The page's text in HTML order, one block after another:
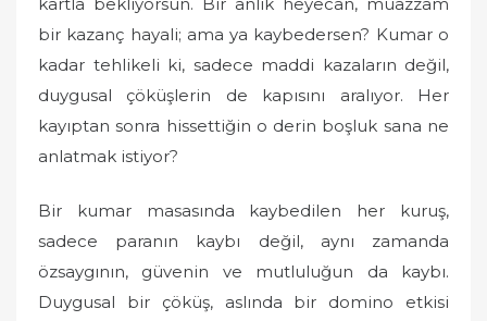
bir kazanç hayali; ama ya kaybedersen? Kumar o
kadar tehlikeli ki, sadece maddi kazaların değil,
duygusal çöküşlerin de kapısını aralıyor. Her
kayıptan sonra hissettiğin o derin boşluk sana ne
anlatmak istiyor?
Bir kumar masasında kaybedilen her kuruş,
sadece paranın kaybı değil, aynı zamanda
özsaygının, güvenin ve mutluluğun da kaybı.
Duygusal bir çöküş, aslında bir domino etkisi